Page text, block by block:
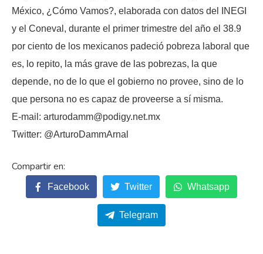
México, ¿Cómo Vamos?, elaborada con datos del INEGI
y el Coneval, durante el primer trimestre del año el 38.9
por ciento de los mexicanos padeció pobreza laboral que
es, lo repito, la más grave de las pobrezas, la que
depende, no de lo que el gobierno no provee, sino de lo
que persona no es capaz de proveerse a sí misma.
E-mail: arturodamm@podigy.net.mx
Twitter: @ArturoDammArnal
Facebook Twitter Whatsapp
Telegram